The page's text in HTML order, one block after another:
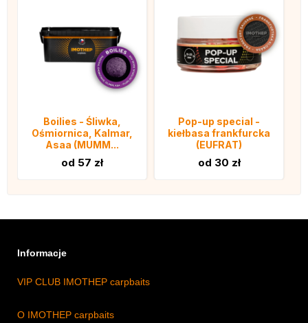
Boilies - Śliwka,
Ośmiornica, Kalmar,
Asaa (MUMM...
od 57 zł
Pop-up special -
kiełbasa frankfurcka
(EUFRAT)
od 30 zł
Informacje
VIP CLUB IMOTHEP carpbaits
O IMOTHEP carpbaits